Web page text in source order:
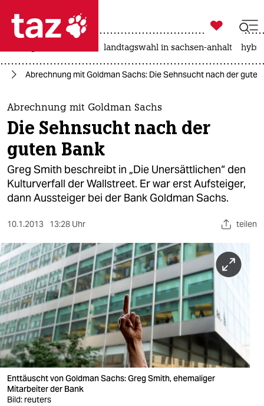
 taz zahl ich
taz zahl ich
themen
politik
öko
gesellschaft
sport
berlin
nord
wahrheit
verlag
verlag
veranstaltungen

taz zahl ich
landtagswahl in sachsen-anhalt
Abrechnung mit Goldman Sachs: Die Sehnsucht nach der guten
Abrechnung mit Goldman Sachs
Die Sehnsucht nach der
guten Bank
Greg Smith beschreibt in „Die Unersättlichen“ den
Kulturverfall der Wallstreet. Er war erst Aufsteiger,
dann Aussteiger bei der Bank Goldman Sachs.
10.1.2013 13:28 Uhr teilen
Enttäuscht von Goldman Sachs: Greg Smith, ehemaliger
Mitarbeiter der Bank
Bild: reuters